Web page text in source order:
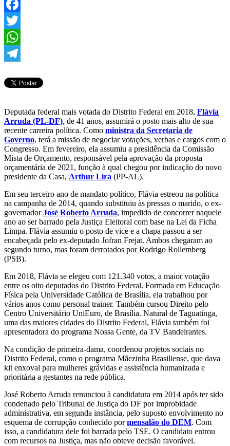
Facebook
Twitter
WhatsApp
Deputada federal mais votada do Distrito Federal em 2018, Flávia
Arruda (PL-DF), de 41 anos, assumirá o posto mais alto de sua
recente carreira política. Como ministra da Secretaria de
Governo, terá a missão de negociar votações, verbas e cargos com o
Congresso. Em fevereiro, ela assumiu a presidência da Comissão
Mista de Orçamento, responsável pela aprovação da proposta
orçamentária de 2021, função à qual chegou por indicação do novo
presidente da Casa, Arthur Lira (PP-AL).
Em seu terceiro ano de mandato político, Flávia estreou na política
na campanha de 2014, quando substituiu às pressas o marido, o ex-
governadorJosé Roberto Arruda, impedido de concorrer naquele
ano ao ser barrado pela Justiça Eleitoral com base na Lei da Ficha
Limpa. Flávia assumiu o posto de vice e a chapa passou a ser
encabeçada pelo ex-deputado Jofran Frejat. Ambos chegaram ao
segundo turno, mas foram derrotados por Rodrigo Rollemberg
(PSB).
Em 2018, Flávia se elegeu com 121.340 votos, a maior votação
entre os oito deputados do Distrito Federal. Formada em Educação
Física pela Universidade Católica de Brasília, ela trabalhou por
vários anos como personal trainer. Também cursou Direito pelo
Centro Universitário UniEuro, de Brasília. Natural de Taguatinga,
uma das maiores cidades do Distrito Federal, Flávia também foi
apresentadora do programa Nossa Gente, da TV Bandeirantes.
Na condição de primeira-dama, coordenou projetos sociais no
Distrito Federal, como o programa Mãezinha Brasiliense, que dava
kit enxoval para mulheres grávidas e assistência humanizada e
prioritária a gestantes na rede pública.
José Roberto Arruda renunciou à candidatura em 2014 após ter sido
condenado pelo Tribunal de Justiça do DF por improbidade
administrativa, em segunda instância, pelo suposto envolvimento no
esquema de corrupção conhecido pormensalão do DEM. Com
isso, a candidatura dele foi barrada pelo TSE. O candidato entrou
com recursos na Justiça, mas não obteve decisão favorável.